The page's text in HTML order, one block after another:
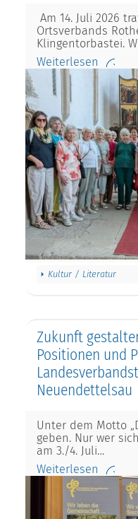
Am 14. Juli 2026
Ortsverbands
Klingentorbastei.
Weiterlesen
Kultur / Literatur
Zukunft
Positionen und
Neuendettelsau
Unter dem Motto
geben. Nur wer
am 3./4. Juli…
Weiterlesen